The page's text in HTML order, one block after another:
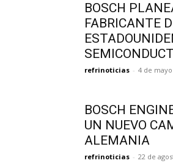
BOSCH
FABRICANTE
refrinoticias - 4 de
BOSCH
UN NUEVO
ALEMANIA
refrinoticias - 22 de